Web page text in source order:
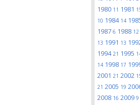
1980 11 1981
10 1984 14
1987 6 1988 12
13 1991 13
199421 1995
14 1998 17
2001 21 2002
21 2005 19
2008 16 2009 9